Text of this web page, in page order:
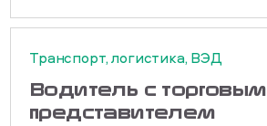
Транспорт, логистика, ВЭД
Водитель с торговым
представителем